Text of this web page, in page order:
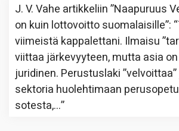
J. V. Vahe artikkeliin”Naapuruus
on kuin lottovoitto suomalaisille”: “
viimeistä kappalettani. Ilmaisu
viittaa järkevyyteen, mutta asia
juridinen. Perustuslaki
sektoria huolehtimaan
sotesta,…”